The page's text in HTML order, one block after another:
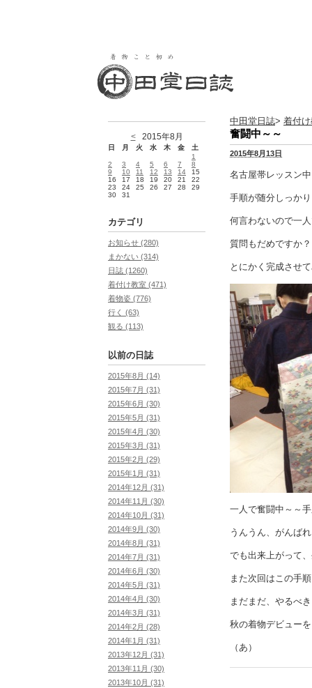
中田堂日誌> 着付
奮闘中～～
2015年8月13日
名古屋帯レッスン
手順が随分しっか
何言わないので一
質問もだめですか
とにかく完成させ
一人で奮闘中～～
うんうん、がんば
でも出来上がって
また次回はこの手
まだまだ、やるべ
秋の着物デビュー
（あ）
<2015年8月
日 月 火 水 木 金
土
1
2
3 4 5 6 7
8
9
10 11 12 13 14
15
16
17 18 19 20 21
22
23
24 25 26 27 28
29
30
31
カテゴリ
お知らせ (280)
まかない (314)
日誌 (1260)
着付け教室 (471)
着物姿 (776)
行く (63)
観る (113)
以前の日誌
2015年8月 (14)
2015年7月 (31)
2015年6月 (30)
2015年5月 (31)
2015年4月 (30)
2015年3月 (31)
2015年2月 (29)
2015年1月 (31)
2014年12月 (31)
2014年11月 (30)
2014年10月 (31)
2014年9月 (30)
2014年8月 (31)
2014年7月 (31)
2014年6月 (30)
2014年5月 (31)
2014年4月 (30)
2014年3月 (31)
2014年2月 (28)
2014年1月 (31)
2013年12月 (31)
2013年11月 (30)
2013年10月 (31)